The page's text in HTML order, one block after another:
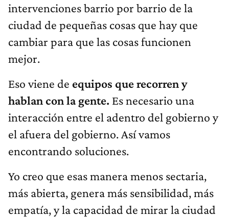
intervenciones barrio por barrio de la
ciudad de pequeñas cosas que hay que
cambiar para que las cosas funcionen
mejor.
Eso viene de equipos que recorren y
hablan con la gente. Es necesario una
interacción entre el adentro del gobierno y
el afuera del gobierno. Así vamos
encontrando soluciones.
Yo creo que esas manera menos sectaria,
más abierta, genera más sensibilidad, más
empatía, y la capacidad de mirar la ciudad